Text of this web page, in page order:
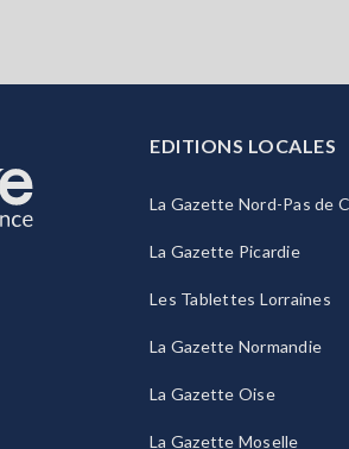
EDITIONS LOCALES
La Gazette Nord-Pas de
La Gazette Picardie
Les Tablettes Lorraines
La Gazette Normandie
La Gazette Oise
La Gazette Moselle